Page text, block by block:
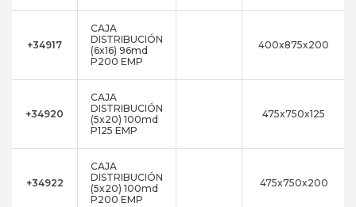
+34917
CAJA
DISTRIBUCIÓN
(6x16) 96md
P200 EMP
400x875x200
+34920
CAJA
DISTRIBUCIÓN
(5x20) 100md
P125 EMP
475x750x125
+34922
CAJA
DISTRIBUCIÓN
(5x20) 100md
P200 EMP
475x750x200